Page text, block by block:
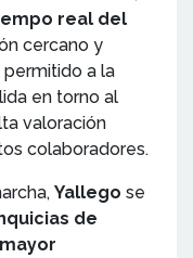
real del
cercano y
permitido a la
en torno al
valoración
colaboradores.
Yallego se
de